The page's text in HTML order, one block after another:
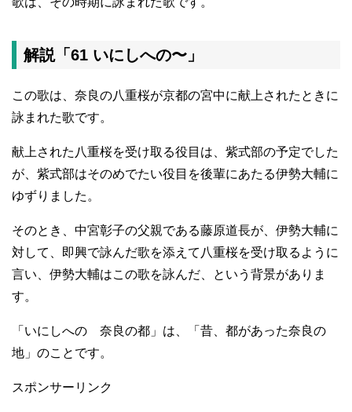
解説「61 いにしへの〜」
この歌は、奈良の八重桜が京都の宮中に献上されたときに
詠まれた歌です。
献上された八重桜を受け取る役目は、紫式部の予定でした
が、紫式部はそのめでたい役目を後輩にあたる伊勢大輔に
ゆずりました。
そのとき、中宮彰子の父親である藤原道長が、伊勢大輔に
対して、即興で詠んだ歌を添えて八重桜を受け取るように
言い、伊勢大輔はこの歌を詠んだ、という背景がありま
す。
「いにしへの 奈良の都」は、「昔、都があった奈良の
地」のことです。
スポンサーリンク